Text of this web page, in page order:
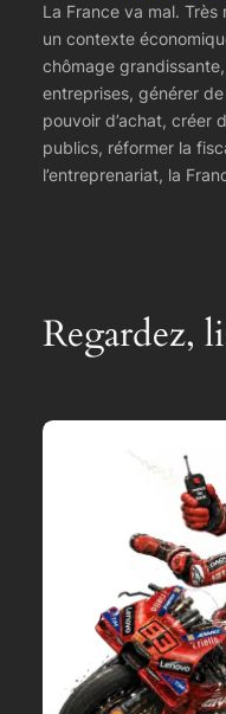
La France va mal. Très
un contexte
chômage
entreprises, générer
pouvoir d’achat, créer
publics, réformer la
l’entreprenariat, la
Regardez,